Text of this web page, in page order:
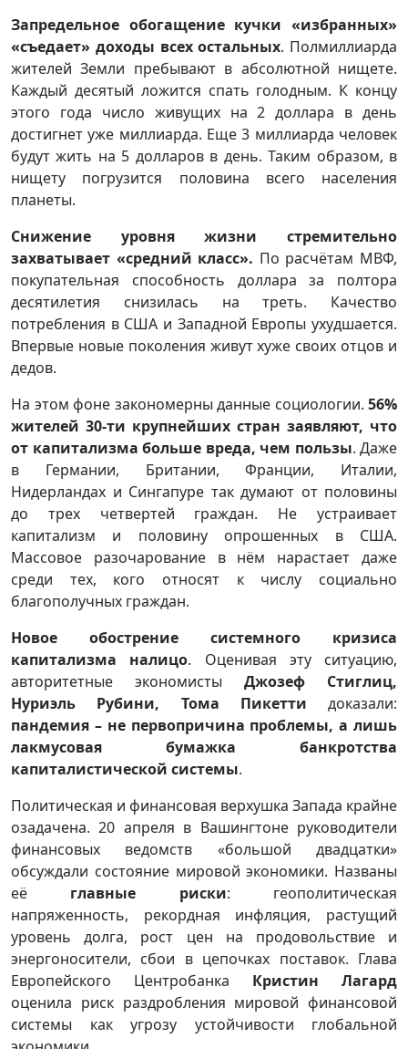
Запредельное обогащение кучки «избранных»
«съедает» доходы всех остальных. Полмиллиарда
жителей Земли пребывают в абсолютной нищете.
Каждый десятый ложится спать голодным. К концу
этого года число живущих на 2 доллара в день
достигнет уже миллиарда. Еще 3 миллиарда человек
будут жить на 5 долларов в день. Таким образом, в
нищету погрузится половина всего населения
планеты.
Снижение уровня жизни стремительно
захватывает «средний класс». По расчётам МВФ,
покупательная способность доллара за полтора
десятилетия снизилась на треть. Качество
потребления в США и Западной Европы ухудшается.
Впервые новые поколения живут хуже своих отцов и
дедов.
На этом фоне закономерны данные социологии. 56%
жителей 30-ти крупнейших стран заявляют, что
от капитализма больше вреда, чем пользы. Даже
в Германии, Британии, Франции, Италии,
Нидерландах и Сингапуре так думают от половины
до трех четвертей граждан. Не устраивает
капитализм и половину опрошенных в США.
Массовое разочарование в нём нарастает даже
среди тех, кого относят к числу социально
благополучных граждан.
Новое обострение системного кризиса
капитализма налицо. Оценивая эту ситуацию,
авторитетные экономисты Джозеф Стиглиц,
Нуриэль Рубини, Тома Пикетти доказали:
пандемия – не первопричина проблемы, а лишь
лакмусовая бумажка банкротства
капиталистической системы.
Политическая и финансовая верхушка Запада крайне
озадачена. 20 апреля в Вашингтоне руководители
финансовых ведомств «большой двадцатки»
обсуждали состояние мировой экономики. Названы
её главные риски: геополитическая
напряженность, рекордная инфляция, растущий
уровень долга, рост цен на продовольствие и
энергоносители, сбои в цепочках поставок. Глава
Европейского Центробанка Кристин Лагард
оценила риск раздробления мировой финансовой
системы как угрозу устойчивости глобальной